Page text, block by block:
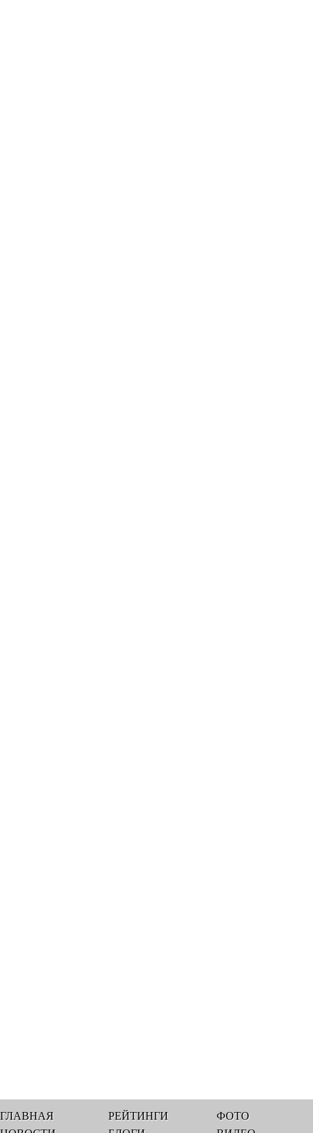
ГЛАВНАЯ
РЕЙТИНГИ
ФОТО